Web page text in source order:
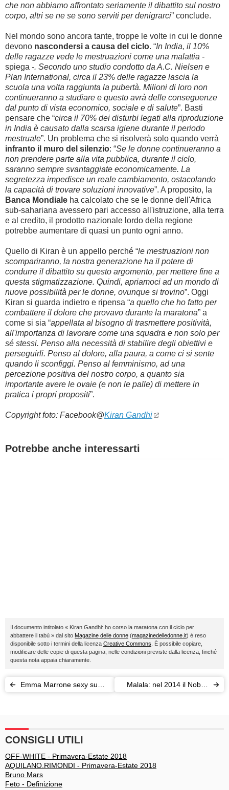
che non abbiamo affrontato seriamente il dibattito sul nostro
corpo, altri se ne se sono serviti per denigrarci” conclude.
Nel mondo sono ancora tante, troppe le volte in cui le donne
devono nascondersi a causa del ciclo. “In India, il 10%
delle ragazze vede le mestruazioni come una malattia -
spiega -. Secondo uno studio condotto da A.C. Nielsen e
Plan International, circa il 23% delle ragazze lascia la
scuola una volta raggiunta la pubertà. Milioni di loro non
continueranno a studiare e questo avrà delle conseguenze
dal punto di vista economico, sociale e di salute”. Basti
pensare che “circa il 70% dei disturbi legati alla riproduzione
in India è causato dalla scarsa igiene durante il periodo
mestruale”. Un problema che si risolverà solo quando verrà
infranto il muro del silenzio: “Se le donne continueranno a
non prendere parte alla vita pubblica, durante il ciclo,
saranno sempre svantaggiate economicamente. La
segretezza impedisce un reale cambiamento, ostacolando
la capacità di trovare soluzioni innovative”. A proposito, la
Banca Mondiale ha calcolato che se le donne dell'Africa
sub-sahariana avessero pari accesso all'istruzione, alla terra
e al credito, il prodotto nazionale lordo della regione
potrebbe aumentare di quasi un punto ogni anno.
Quello di Kiran è un appello perché “le mestruazioni non
scompariranno, la nostra generazione ha il potere di
condurre il dibattito su questo argomento, per mettere fine a
questa stigmatizzazione. Quindi, apriamoci ad un mondo di
nuove possibilità per le donne, ovunque si trovino”. Oggi
Kiran si guarda indietro e ripensa “a quello che ho fatto per
combattere il dolore che provavo durante la maratona” a
come si sia “appellata al bisogno di trasmettere positività,
all'importanza di lavorare come una squadra e non solo per
sé stessi. Penso alla necessità di stabilire degli obiettivi e
perseguirli. Penso al dolore, alla paura, a come ci si sente
quando li sconfiggi. Penso al femminismo, ad una
percezione positiva del nostro corpo, a quanto sia
importante avere le ovaie (e non le palle) di mettere in
pratica i propri propositi”.
Copyright foto: Facebook@Kiran Gandhi
Potrebbe anche interessarti
Il documento intitolato « Kiran Gandhi: ho corso la maratona con il ciclo per
abbattere il tabù » dal sito Magazine delle donne (magazinedelledonne.it) è reso
disponibile sotto i termini della licenza Creative Commons . È possibile copiare,
modificare delle copie di questa pagina, nelle condizioni previste dalla licenza, finché
questa nota appaia chiaramente.
Emma Marrone sexy su
Malala: nel 2014 il Nobel,
CONSIGLI UTILI
OFF-WHITE - Primavera-Estate 2018
AQUILANO.RIMONDI - Primavera-Estate 2018
Bruno Mars
Feto - Definizione